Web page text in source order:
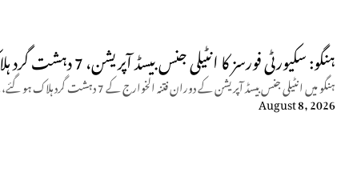
ہنگو: سکیورٹی فورسز کا انٹیلی جنس بیسڈ آپریشن، 7 دہشت گرد ہلاک
ہنگو میں انٹیلی جنس بیسڈ آپریشن کے دوران فتنہ الخوارج کے 7 دہشت گرد ہلاک ہو گئے، جبکہ کیپٹن حمزہ اکرام نے جامِ شہادت نوش کیا۔
August 8, 2026